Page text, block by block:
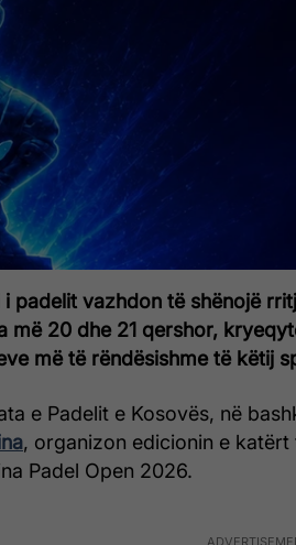
i padelit vazhdon të shënojë
më 20 dhe 21 qershor,
më të rëndësishme të këtij
e Padelit e Kosovës, në
, organizon edicionin e
Padel Open 2026.